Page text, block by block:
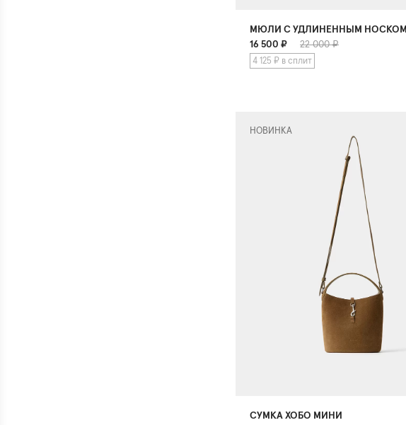
МЮЛИ С УДЛИНЕННЫМ НОСКОМ
16 500 ₽ 22 000 ₽
4 125 ₽ в сплит
НОВИНКА
СУМКА ХОБО МИНИ